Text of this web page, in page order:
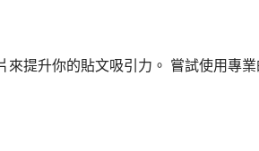
來提升你的貼文吸引力。 嘗試使用專業